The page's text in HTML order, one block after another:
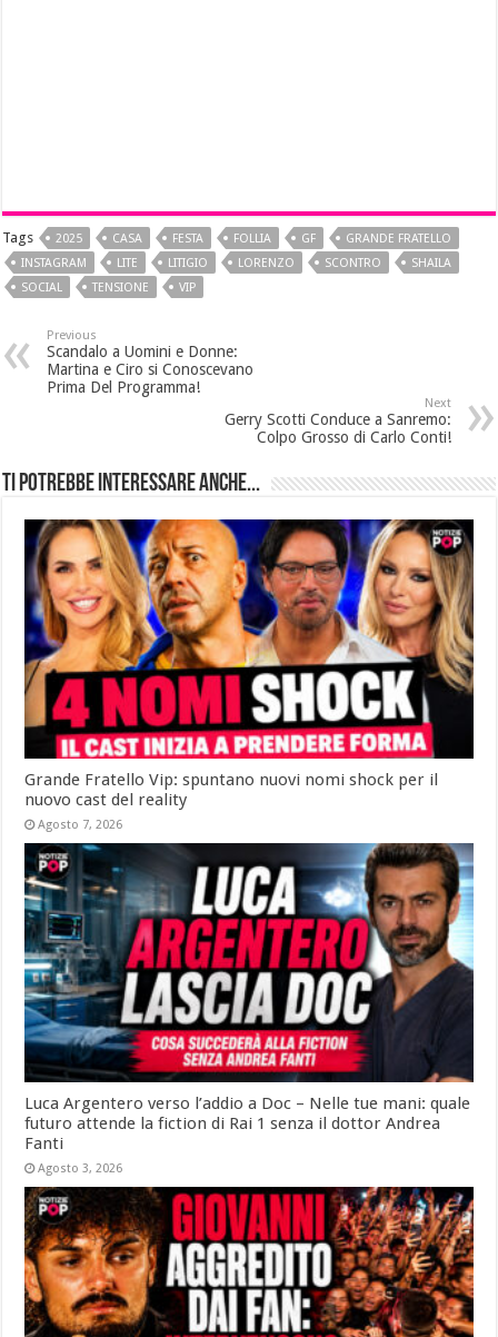
Tags 2025 CASA FESTA FOLLIA GF
GRANDE FRATELLO
INSTAGRAM
LITE LITIGIO LORENZO SCONTRO
SHAILA
SOCIAL
TENSIONE VIP
Previous
Scandalo a Uomini e Donne:
Martina e Ciro si Conoscevano
Prima Del Programma!
Next
Gerry Scotti Conduce a Sanremo:
Colpo Grosso di Carlo Conti!
Ti potrebbe interessare anche...
Grande Fratello Vip: spuntano nuovi nomi shock per il
nuovo cast del reality
Agosto 7, 2026
Luca Argentero verso l’addio a Doc – Nelle tue mani: quale
futuro attende la fiction di Rai 1 senza il dottor Andrea
Fanti
Agosto 3, 2026